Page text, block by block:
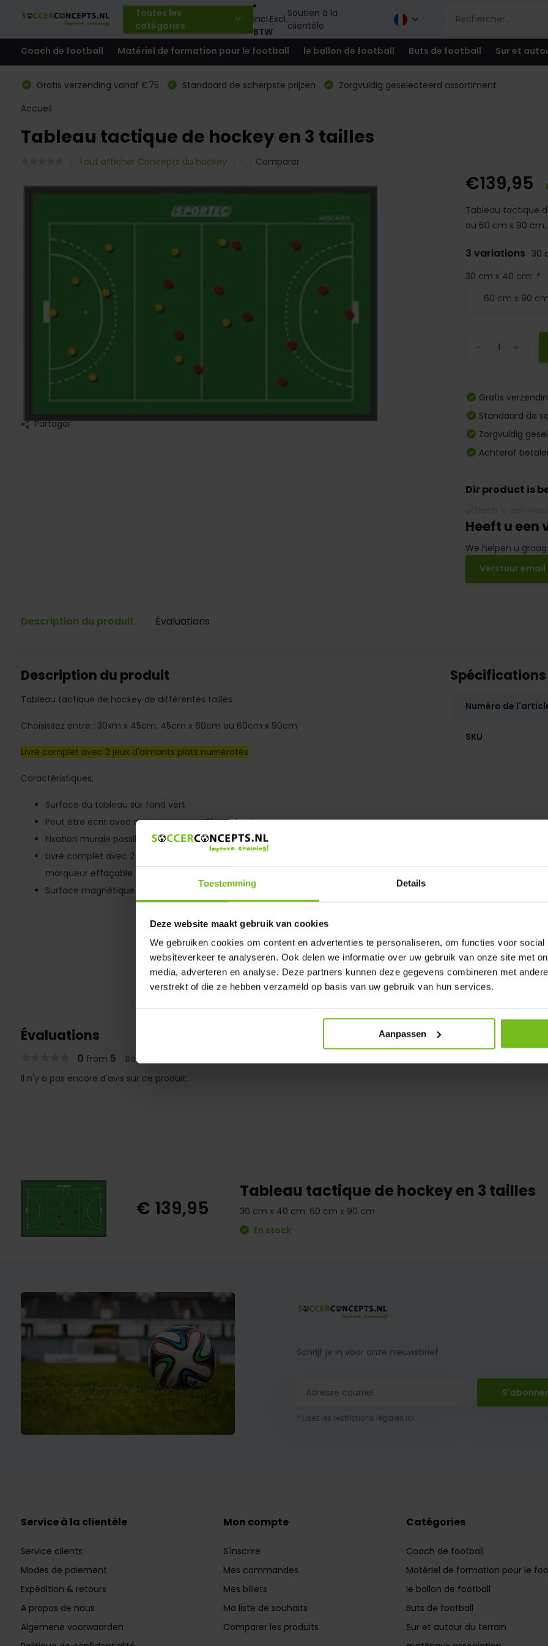
Toestemming Details
Deze website maakt gebruik van cookies
We gebruiken cookies om content en advertenties te personaliseren, om functies voor social
websiteverkeer te analyseren. Ook delen we informatie over uw gebruik van onze site met
media, adverteren en analyse. Deze partners kunnen deze gegevens combineren met
verstrekt of die ze hebben verzameld op basis van uw gebruik van hun services.
Aanpassen
Toutes les
catégories
Incl.Excl.
BTW
Soutien à la
clientèle
Coach de football Matériel de formation pour le football le ballon de football Buts de football Sur et
Gratis verzending vanaf €75 Standaard de scherpste prijzen
Zorgvuldig geselecteerd assortiment
Accueil
Tableau tactique de hockey en 3 tailles
Tout afficher Concepts du hockey Comparer
Partager
€139,95
Tableau tactique
ou 60 cm x 90
3 variations 30
30 cm x 40 cm: *
Gratis
Standaard de
Zorgvuldig
Achteraf
Dir product is
Heeft u een
We helpen u
Verstuur email
Description du produit Évaluations
Description du produit
Tableau tactique de hockey de différentes tailles
Choisissez entre : 30xm x 45cm, 45cm x 60cm ou 60cm x 90cm
Livré complet avec 2 jeux d'aimants plats numérotés
Caractéristiques:
Surface du tableau sur fond vert
Peut être écrit avec des marqueurs effaçables à sec
Fixation murale possible sur les crochets
Livré complet avec 2 jeux d'aimants, une gomme/brosse de nettoyage et un
marqueur effaçable
Surface magnétique
Spécifications
Numéro de
SKU
Évaluations
0 from 5 Based on 0 reviews
Il n'y a pas encore d'avis sur ce produit..
€ 139,95
Tableau tactique de hockey en 3 tailles
30 cm x 40 cm: 60 cm x 90 cm
En stock
Schrijf je in voor onze nieuwsbrief
S'abonner
* Lisez les restrictions légales ici
Service à la clientèle
Service clients
Modes de paiement
Expédition & retours
A propos de nous
Algemene voorwaarden
Mon compte
S'inscrire
Mes commandes
Mes billets
Ma liste de souhaits
Comparer les produits
Catégories
Coach de football
Matériel de formation pour le
le ballon de football
Buts de football
Sur et autour du terrain